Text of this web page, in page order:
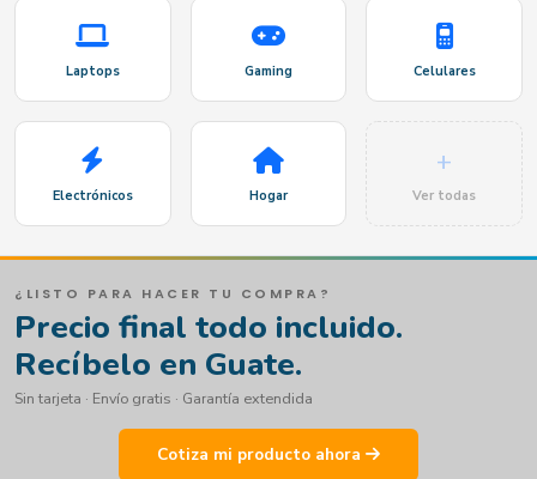
Laptops Gaming Celulares
Electrónicos Hogar
+
Ver todas
¿LISTO PARA HACER TU COMPRA?
Precio final todo incluido.
Recíbelo en Guate.
Sin tarjeta · Envío gratis · Garantía extendida
Cotiza mi producto ahora